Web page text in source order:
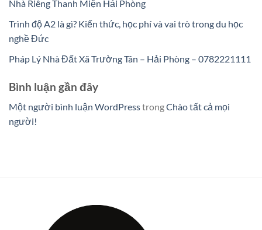
Nhà Riêng Thanh Miện Hải Phòng
Trình độ A2 là gì? Kiến thức, học phí và vai trò trong du học
nghề Đức
Pháp Lý Nhà Đất Xã Trường Tân – Hải Phòng – 0782221111
Bình luận gần đây
Một người bình luận WordPresstrongChào tất cả mọi
người!